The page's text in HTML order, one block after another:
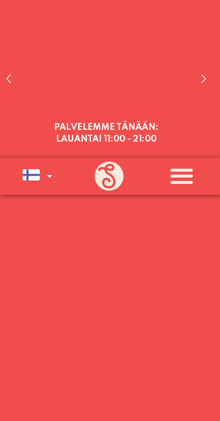
PALVELEMME TÄNÄÄN:
LAUANTAI 11:00 - 21:00
PALVELEMME PÄIVITTÄIN (MA-SU
KLO 11-21) SUNNUNTAIHIN 16.8.
SAAKKA JONKA JÄLKEEN OLEMME
AVOINNA VIIKONLOPPUISIN (PE-